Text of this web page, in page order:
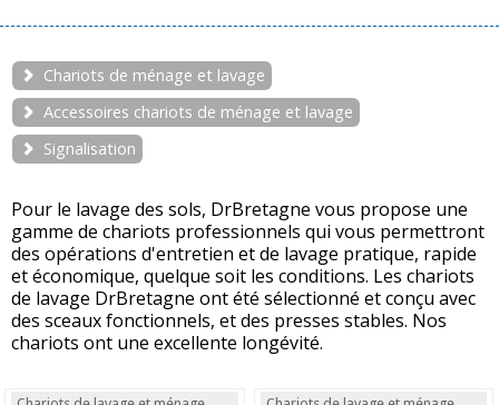
Chariots de ménage et lavage
Accessoires chariots de ménage et lavage
Signalisation
Pour le lavage des sols, DrBretagne vous propose une
gamme de chariots professionnels qui vous permettront
des opérations d'entretien et de lavage pratique, rapide
et économique, quelque soit les conditions. Les chariots
de lavage DrBretagne ont été sélectionné et conçu avec
des sceaux fonctionnels, et des presses stables. Nos
chariots ont une excellente longévité.